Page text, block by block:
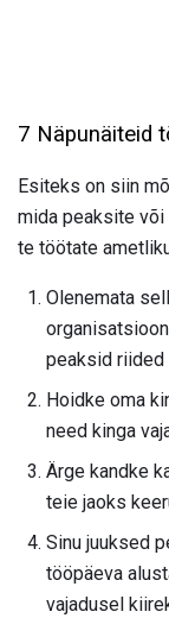
7 Näpunäiteid
Esiteks on siin
mida peaksite või
te töötate
Olenemata
peaksid riided
Hoidke oma
need kinga
Ärge kandke
teie jaoks
Sinu juuksed
tööpäeva
vajadusel